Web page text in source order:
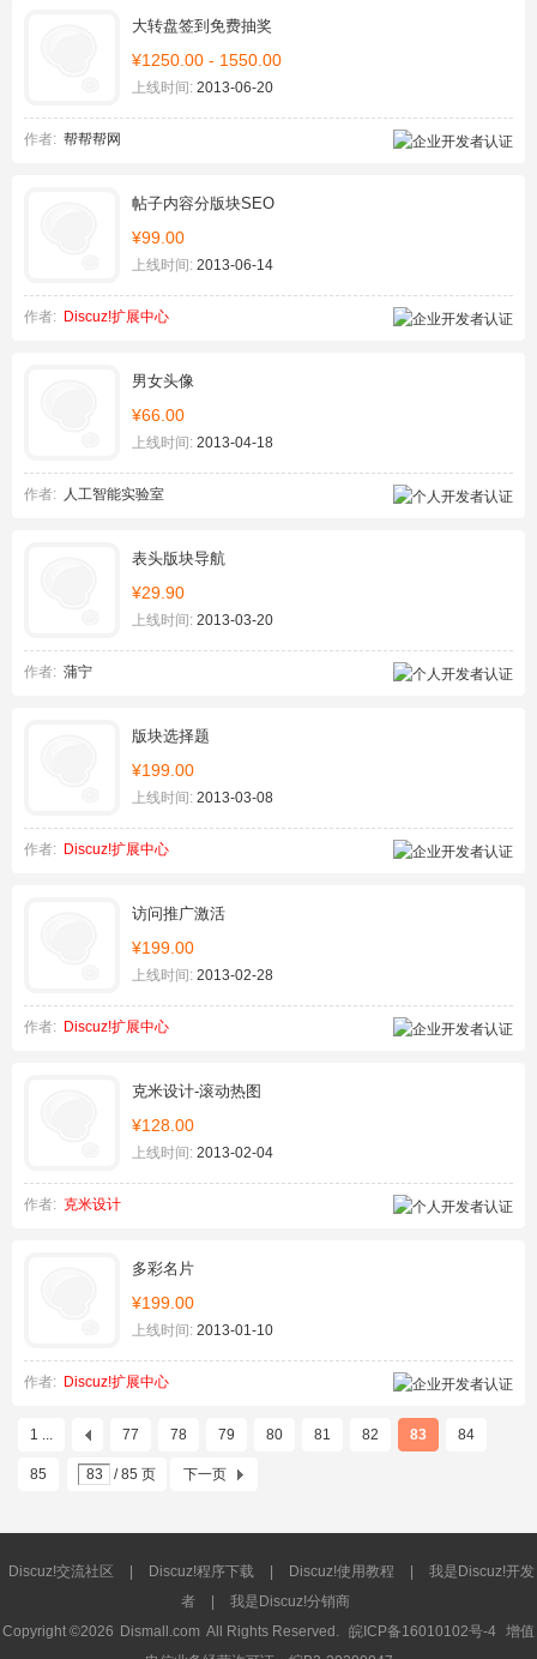
大转盘签到免费抽奖
¥1250.00 - 1550.00
上线时间: 2013-06-20
作者: 帮帮帮网
帖子内容分版块SEO
¥99.00
上线时间: 2013-06-14
作者: Discuz!扩展中心
男女头像
¥66.00
上线时间: 2013-04-18
作者: 人工智能实验室
表头版块导航
¥29.90
上线时间: 2013-03-20
作者: 蒲宁
版块选择题
¥199.00
上线时间: 2013-03-08
作者: Discuz!扩展中心
访问推广激活
¥199.00
上线时间: 2013-02-28
作者: Discuz!扩展中心
克米设计-滚动热图
¥128.00
上线时间: 2013-02-04
作者: 克米设计
多彩名片
¥199.00
上线时间: 2013-01-10
作者: Discuz!扩展中心
1 ... 77 78 79 80 81 82 83 84
85 / 85 页 下一页
Discuz!交流社区 Discuz!程序下载 Discuz!使用教程
我是Discuz!开发
者
我是Discuz!分销商
Copyright ©2026 Dismall.com All Rights Reserved. 皖ICP备16010102号-4 增值